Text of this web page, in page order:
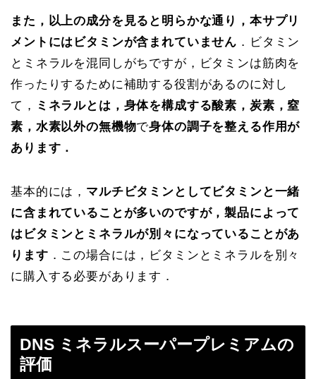
また，以上の成分を見ると明らかな通り，本サプリ
メントにはビタミンが含まれていません ．ビタミン
とミネラルを混同しがちですが，ビタミンは筋肉を
作ったりするために補助する役割があるのに対し
て，
ミネラルとは，身体を構成する酸素，炭素，窒
素，水素以外の無機物で身体の調子を整える作用が
あります．
基本的には， マルチビタミンとしてビタミンと一緒
に含まれていることが多いのですが，製品によって
はビタミンとミネラルが別々になっていることがあ
ります ．この場合には，ビタミンとミネラルを別々
に購入する必要があります．
DNS ミネラルスーパープレミアムの
評価